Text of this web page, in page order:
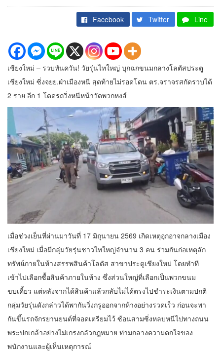
Facebook Twitter Line
เชียงใหม่ – รวบทันควัน! วัยรุ่นไทใหญ่ บุกฉกขนมกลางโลตัสประตู
เชียงใหม่ ซิ่งจยย.ฝ่าเมืองหนี สุดท้ายไม่รอดโดน ตร.จราจรสกัดรวบได้
2 ราย อีก 1 โดดรถวิ่งหนีหน้าวัดพวกหงส์
เมื่อช่วงเย็นที่ผ่านมาวันที่ 17 มิถุนายน 2569 เกิดเหตุอุกอาจกลางเมือง
เชียงใหม่ เมื่อมีกลุ่มวัยรุ่นชาวไทใหญ่จำนวน 3 คน ร่วมกันก่อเหตุลัก
ทรัพย์ภายในห้างสรรพสินค้าโลตัส สาขาประตูเชียงใหม่ โดยทำที
เข้าไปเลือกซื้อสินค้าภายในห้าง ซึ่งส่วนใหญ่ที่เลือกเป็นพวกขนม
ขบเคี้ยว แต่หลังจากได้สินค้าแล้วกลับไม่ได้ตรงไปชำระเงินตามปกติ
กลุ่มวัยรุ่นดังกล่าวได้พากันวิ่งกรูออกจากห้างอย่างรวดเร็ว ก่อนจะพา
กันขึ้นรถจักรยานยนต์ที่จอดเตรียมไว้ ซ้อนสามซิ่งหลบหนีไปทางถนน
พระปกเกล้าอย่างไม่เกรงกลัวกฎหมาย ท่ามกลางความตกใจของ
พนักงานและผู้เห็นเหตุการณ์